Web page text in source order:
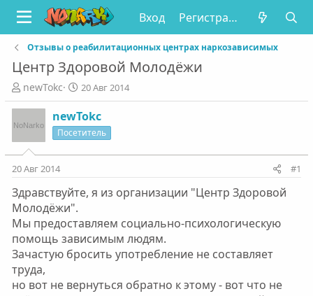
Вход Регистрация
Отзывы о реабилитационных центрах наркозависимых
Центр Здоровой Молодёжи
А
в
т
о
р
т
е
ы
newTokc
Д
а
т
а
н
а
л
20 Авг 2014
newTokc
Посетитель
20 Авг 2014 #1
Здравствуйте, я из организации "Центр Здоровой
Молодёжи".
Мы предоставляем социально-психологическую
помощь зависимым людям.
Зачастую бросить употребление не составляет
труда,
но вот не вернуться обратно к этому - вот что не